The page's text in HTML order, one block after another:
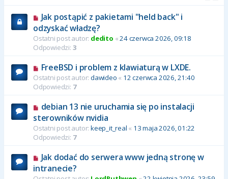
Jak postąpić z pakietami "held back" i
odzyskać władzę?
Ostatni post autor: dedito «24 czerwca 2026, 09:18
Odpowiedzi: 3
FreeBSD i problem z klawiaturą w LXDE.
Ostatni post autor: dawideo « 12 czerwca 2026, 21:40
Odpowiedzi: 7
debian 13 nie uruchamia się po instalacji
sterowników nvidia
Ostatni post autor: keep_it_real « 13 maja 2026, 01:22
Odpowiedzi: 7
Jak dodać do serwera www jedną stronę w
intranecie?